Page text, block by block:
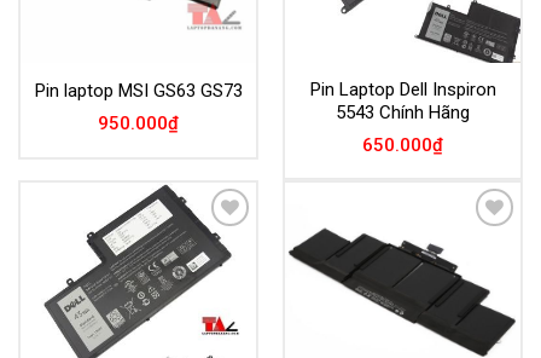
Pin laptop MSI GS63 GS73
950.000₫
Pin Laptop Dell Inspiron
5543 Chính Hãng
650.000₫
Add to
Wishlist